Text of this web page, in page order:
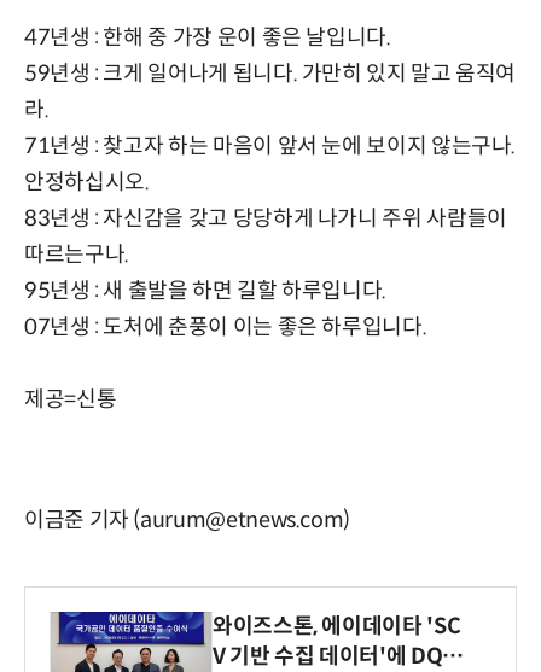
47년생 : 한해 중 가장 운이 좋은 날입니다.
59년생 : 크게 일어나게 됩니다. 가만히 있지 말고 움직여
라.
71년생 : 찾고자 하는 마음이 앞서 눈에 보이지 않는구나.
안정하십시오.
83년생 : 자신감을 갖고 당당하게 나가니 주위 사람들이
따르는구나.
95년생 : 새 출발을 하면 길할 하루입니다.
07년생 : 도처에 춘풍이 이는 좋은 하루입니다.
제공=신통
이금준 기자 (aurum@etnews.com)
와이즈스톤, 에이데이타 'SC
V 기반 수집 데이터'에 DQ인